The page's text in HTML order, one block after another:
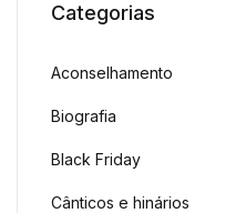
Categorias
Aconselhamento
Biografia
Black Friday
Cânticos e hinários